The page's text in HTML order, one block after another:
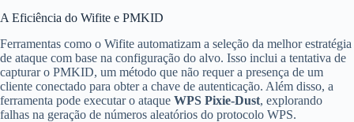
A Eficiência do Wifite e PMKID
Ferramentas como o Wifite automatizam a seleção da melhor estratégia
de ataque com base na configuração do alvo. Isso inclui a tentativa de
capturar o PMKID, um método que não requer a presença de um
cliente conectado para obter a chave de autenticação. Além disso, a
ferramenta pode executar o ataque WPS Pixie-Dust, explorando
falhas na geração de números aleatórios do protocolo WPS.